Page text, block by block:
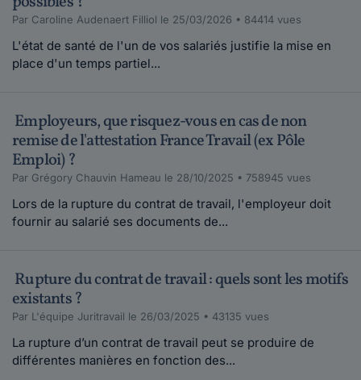
Par Caroline Audenaert Filliol le 25/03/2026 • 84414 vues
L'état de santé de l'un de vos salariés justifie la mise en
place d'un temps partiel...
Employeurs, que risquez-vous en cas de non
remise de l'attestation France Travail (ex Pôle
Emploi) ?
Par Grégory Chauvin Hameau le 28/10/2025 • 758945 vues
Lors de la rupture du contrat de travail, l'employeur doit
fournir au salarié ses documents de...
Rupture du contrat de travail : quels sont les motifs
existants ?
Par L'équipe Juritravail le 26/03/2025 • 43135 vues
La rupture d’un contrat de travail peut se produire de
différentes manières en fonction des...